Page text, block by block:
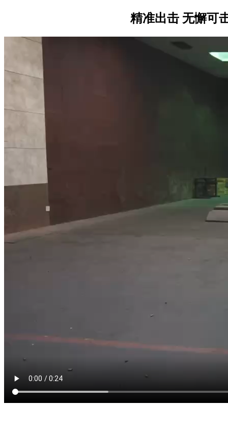
精准出击 无懈可